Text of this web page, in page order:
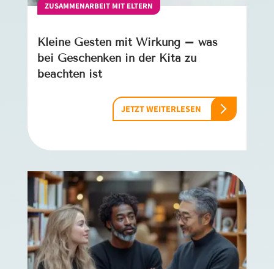
ZUSAMMENARBEIT MIT ELTERN
Kleine Gesten mit Wirkung – was
bei Geschenken in der Kita zu
beachten ist
JETZT WEITERLESEN